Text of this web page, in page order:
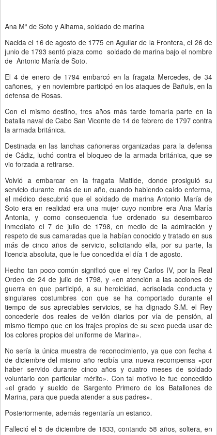
Ana Mª de Soto y Alhama, soldado de marina
Nacida el 16 de agosto de 1775 en Aguilar de la Frontera, el 26 de
junio de 1793 sentó plaza como soldado de marina bajo el nombre
de Antonio María de Soto.
El 4 de enero de 1794 embarcó en la fragata Mercedes, de 34
cañones, y en noviembre participó en los ataques de Bañuls, en la
defensa de Rosas.
Con el mismo destino, tres años más tarde tomaría parte en la
batalla naval de Cabo San Vicente de 14 de febrero de 1797 contra
la armada británica.
Destinada en las lanchas cañoneras organizadas para la defensa
de Cádiz, luchó contra el bloqueo de la armada británica, que se
vio forzada a retirarse.
Volvió a embarcar en la fragata Matilde, donde prosiguió su
servicio durante más de un año, cuando habiendo caído enferma,
el médico descubrió que el soldado de marina Antonio María de
Soto era en realidad era una mujer cuyo nombre era Ana María
Antonia, y como consecuencia fue ordenado su desembarco
inmediato el 7 de julio de 1798, en medio de la admiración y
respeto de sus camaradas que la habían conocido y tratado en sus
más de cinco años de servicio, solicitando ella, por su parte, la
licencia absoluta, que le fue concedida el día 1 de agosto.
Hecho tan poco común significó que el rey Carlos IV, por la Real
Orden de 24 de julio de 1798, y «en atención a las acciones de
guerra en que participó, a su heroicidad, acrisolada conducta y
singulares costumbres con que se ha comportado durante el
tiempo de sus apreciables servicios, se ha dignado S.M. el Rey
concederle dos reales de vellón diarios por vía de pensión, al
mismo tiempo que en los trajes propios de su sexo pueda usar de
los colores propios del uniforme de Marina».
No sería la única muestra de reconocimiento, ya que con fecha 4
de diciembre del mismo año recibía una nueva recompensa «por
haber servido durante cinco años y cuatro meses de soldado
voluntario con particular mérito». Con tal motivo le fue concedido
«el grado y sueldo de Sargento Primero de los Batallones de
Marina, para que pueda atender a sus padres».
Posteriormente, además regentaría un estanco.
Falleció el 5 de diciembre de 1833, contando 58 años, soltera, en